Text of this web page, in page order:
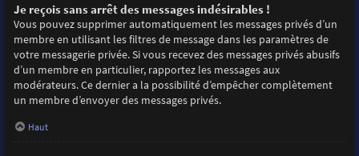
Je reçois sans arrêt des messages indésirables !
Vous pouvez supprimer automatiquement les messages privés d’un
membre en utilisant les filtres de message dans les paramètres de
votre messagerie privée. Si vous recevez des messages privés abusifs
d’un membre en particulier, rapportez les messages aux
modérateurs. Ce dernier a la possibilité d’empêcher complètement
un membre d’envoyer des messages privés.
Haut